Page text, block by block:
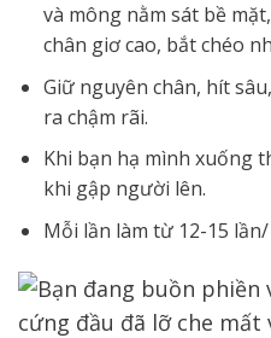
và mông nằm sát bề
chân giơ cao, bắt chéo
Giữ nguyên chân, hít
ra chậm rãi.
Khi bạn hạ mình xuống
khi gập người lên.
Mỗi lần làm từ 12-15